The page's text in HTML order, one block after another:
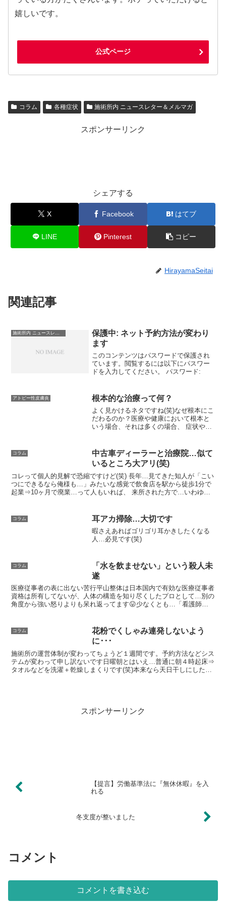
嬉しいです。
公式ページ
コラム 各種症状 施術所内 ニュースレター＆メルマガ
スポンサーリンク
シェアする
X Facebook はてブ
LINE Pinterest コピー
HirayamaSeitai
関連記事
施術所内 ニュースレター＆メルマガ
保護中: ネット予約方法が変わり
ます
このコンテンツはパスワードで保護され
ています。閲覧するには以下にパスワー
ドを入力してください。 パスワード:
アトピー性皮膚炎 根本的な治療って何？
よく見かけるネタですね(笑)なぜ根本にこ
だわるのか？医療や健康において根本と
いう場合、それは多くの場合、 症状や不
とが多い気がします。イメージとして
は… 目の前の症状...
コラム
中古車ディーラーと治療院…似て
いるところ大アリ(笑)
コレって個人的見解で恐縮ですけど(笑) 長年…見てきた知人が「こい
つにできるなら俺様も…」みたいな感覚で飲食店を駅から徒歩1分で
起業⇒10ヶ月で廃業…って人もいれば、 来所された方で…いわゆる
コラム 耳アカ掃除…大切です
暇さえあればゴリゴリ耳かきしたくなる
人…必見です(笑)
コラム
「水を飲ませない」という殺人未
遂
医療従事者の表に出ない苦行平山整体は日本国内で有効な医療従事者
資格は所有してないが、人体の構造を知り尽くしたプロとして…別の
角度から強い怒りよりも呆れ返ってます😛少なくとも…「看護師に
コラム
花粉でくしゃみ連発しないよう
に･･･
施術所の運営体制が変わってちょうど１週間です。予約方法などシス
テムが変わって申し訳ないです日曜朝とはいえ…普通に朝４時起床⇒
タオルなどを洗濯＋乾燥しまくりです(笑)本来なら天日干しにしたい
スポンサーリンク
【提言】労働基準法に『無休休暇』を入
れる
冬支度が整いました
コメント
コメントを書き込む